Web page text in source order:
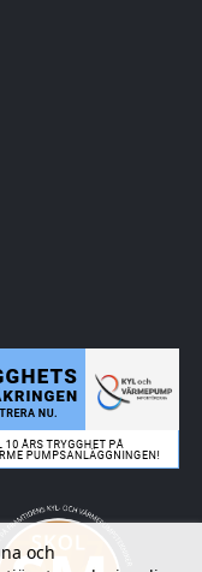
och